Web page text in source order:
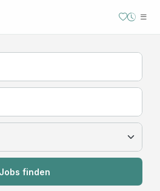
Jobs finden